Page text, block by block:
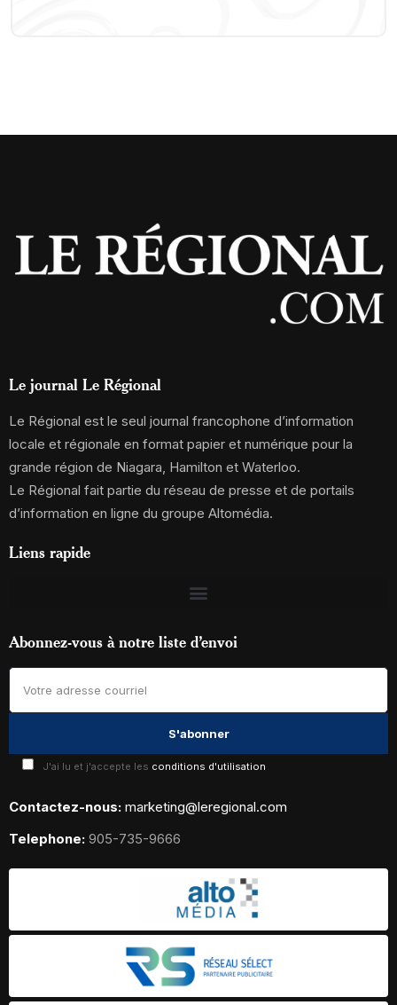
Le journal Le Régional
Le Régional est le seul journal francophone d’information
locale et régionale en format papier et numérique pour la
grande région de Niagara, Hamilton et Waterloo.
Le Régional fait partie du réseau de presse et de portails
d’information en ligne du groupe Altomédia.
Liens rapide
Abonnez-vous à notre liste d’envoi
J'ai lu et j'accepte les conditions d'utilisation
Contactez-nous: marketing@leregional.com
Telephone: 905-735-9666